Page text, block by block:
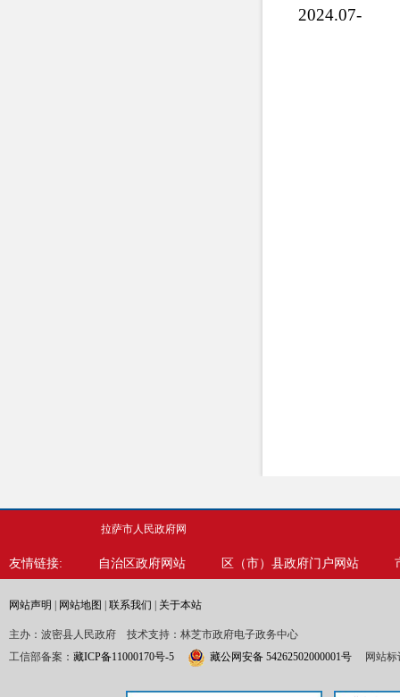
2024.07-
拉萨市人民政府网
友情链接: 自治区政府网站 区（市）县政府门户网站
网站声明 网站地图 联系我们 关于本站
主办：波密县人民政府 技术支持：林芝市政府电子政务中心
工信部备案： 藏ICP备11000170号-5 藏公网安备 54262502000001号 网站标